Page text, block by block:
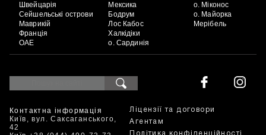
Швейцарія
Сейшельські острови
Маврикій
Франція
ОАЕ
Мексика
Бодрум
Лос Кабос
Халкідіки
о. Сардинія
о. Міконос
о. Майорка
Мерібель
Контактна інформація
Київ, вул. Саксаганського,
42
Ліцензії та договори
Агентам
Політика конфіденційності